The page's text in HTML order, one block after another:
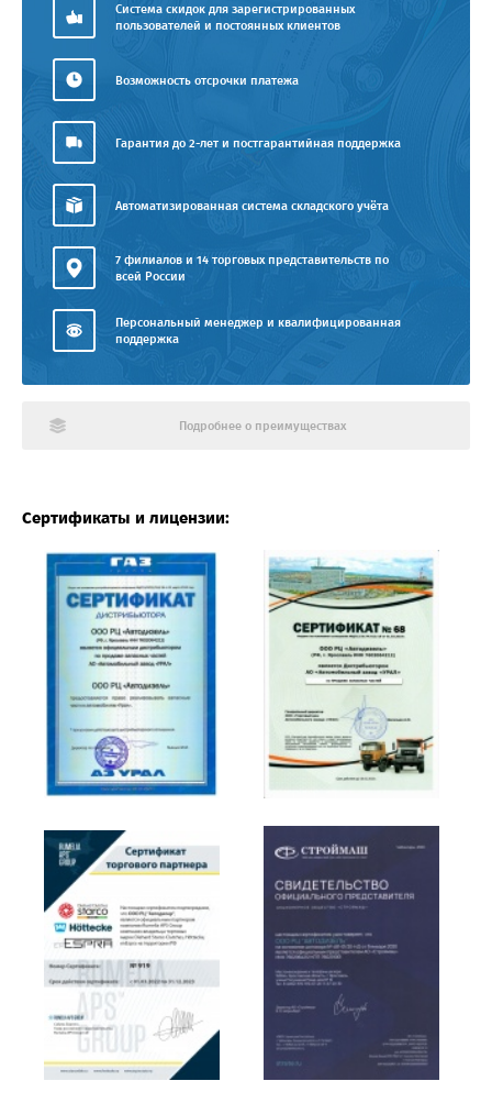
Система скидок для зарегистрированных
пользователей и постоянных клиентов
Возможность отсрочки платежа
Гарантия до 2-лет и постгарантийная поддержка
Автоматизированная система складского учёта
7 филиалов и 14 торговых представительств по
всей России
Персональный менеджер и квалифицированная
поддержка
Подробнее о преимуществах
Сертификаты и лицензии: